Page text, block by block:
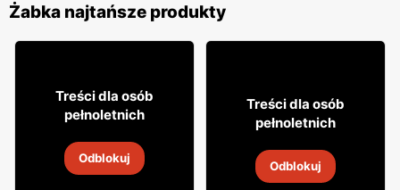
Żabka najtańsze produkty
49 99
18 sie 2026
Treści dla osób
pełnoletnich
Odblokuj
49
Napój alkoholowy Soplica
18 sie 2026
Treści dla osób
pełnoletnich
Odblokuj